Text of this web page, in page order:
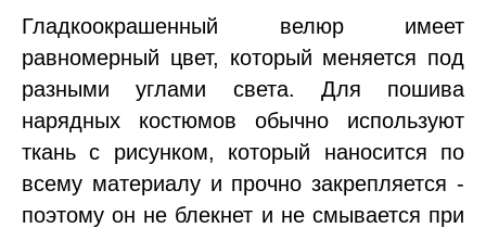
Гладкоокрашенный велюр имеет
равномерный цвет, который меняется под
разными углами света. Для пошива
нарядных костюмов обычно используют
ткань с рисунком, который наносится по
всему материалу и прочно закрепляется -
поэтому он не блекнет и не смывается при